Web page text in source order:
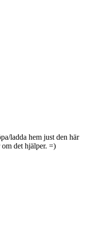
ladda hem just den här
det hjälper. =)